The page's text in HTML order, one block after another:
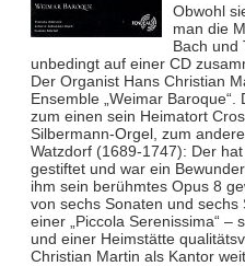
Obwohl
man die
Bach und
unbedingt auf einer CD
Der Organist Hans Christian
Ensemble „Weimar
zum einen sein Heimatort
Silbermann-Orgel, zum
Watzdorf (1689-1747): Der
gestiftet und war ein
ihm sein berühmtes Opus 8
von sechs Sonaten und
einer „Piccola Serenissima“ –
und einer Heimstätte
Christian Martin als Kantor